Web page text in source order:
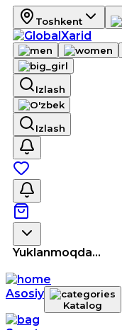
Toshkent
Izlash
Izlash
Yuklanmoqda...
Asosiy
Katalog